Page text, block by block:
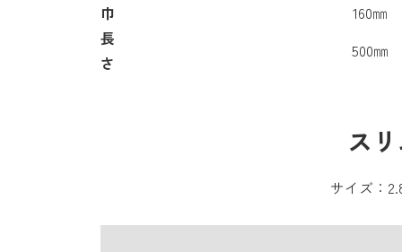
巾
160㎜
長
さ
500㎜
ス
サイズ：